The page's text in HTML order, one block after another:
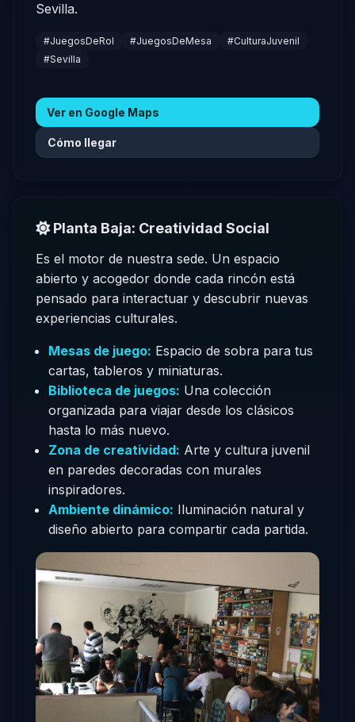
Sevilla.
#JuegosDeRol #JuegosDeMesa
#CulturaJuvenil
#Sevilla
Ver en Google Maps
Cómo llegar
Planta Baja: Creatividad Social
Es el motor de nuestra sede. Un espacio
abierto y acogedor donde cada rincón está
pensado para interactuar y descubrir nuevas
experiencias culturales.
Mesas de juego: Espacio de sobra para tus
cartas, tableros y miniaturas.
Biblioteca de juegos: Una colección
organizada para viajar desde los clásicos
hasta lo más nuevo.
Zona de creatividad: Arte y cultura juvenil
en paredes decoradas con murales
inspiradores.
Ambiente dinámico: Iluminación natural y
diseño abierto para compartir cada partida.